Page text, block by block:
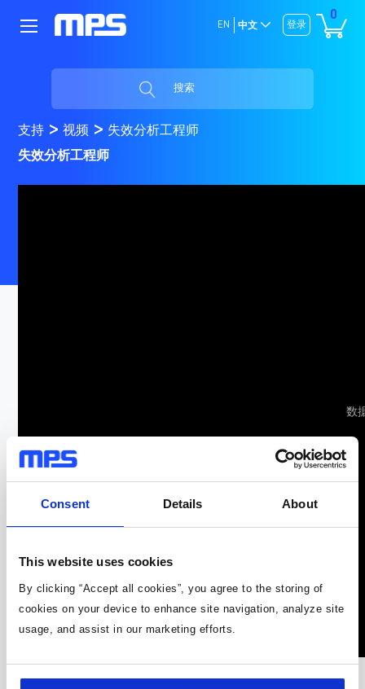
Consent Details About
This website uses cookies
By clicking “Accept all cookies”, you agree to the storing of
cookies on your device to enhance site navigation, analyze site
usage, and assist in our marketing efforts.
0
登录
EN 中文
搜索
支持 视频
失效分析工程师
失效分析工程师
数